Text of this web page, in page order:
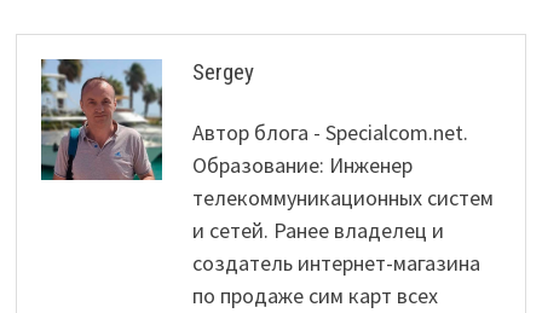
Sergey
Автор блога - Specialcom.net.
Образование: Инженер
телекоммуникационных систем
и сетей. Ранее владелец и
создатель интернет-магазина
по продаже сим карт всех